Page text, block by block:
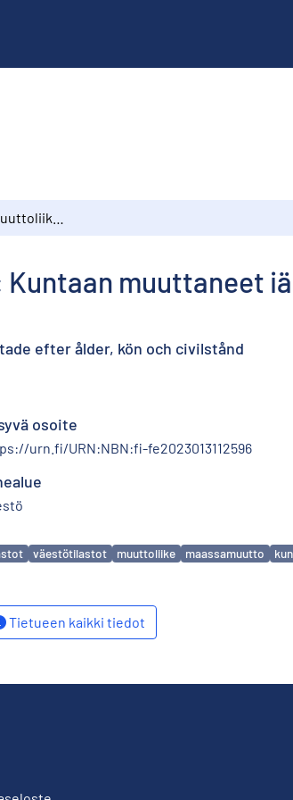
muuttaneet
efter ålder, kön och civilstånd
osoite
urn.fi/URN:NBN:fi-fe2023013112596
väestötilastot muuttoliike maassamuutto
Tietueen kaikki tiedot